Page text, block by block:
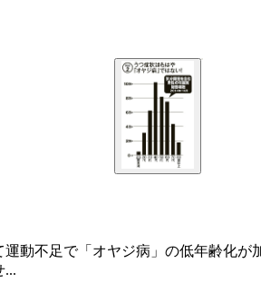
動不足で「オヤジ病」の低年齢化
...